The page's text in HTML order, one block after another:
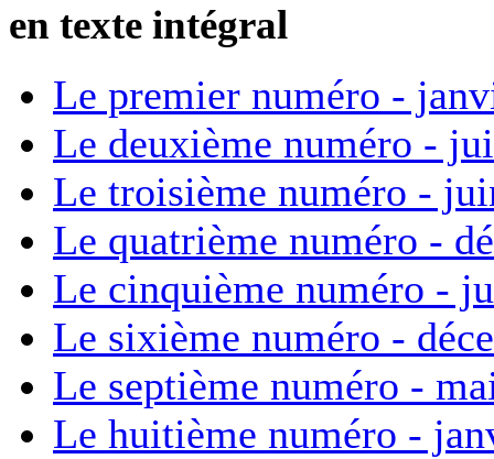
en texte intégral
Le premier numéro -
Le deuxième numéro -
Le troisième numéro -
Le quatrième numéro -
Le cinquième numéro -
Le sixième numéro -
Le septième numéro -
Le huitième numéro -